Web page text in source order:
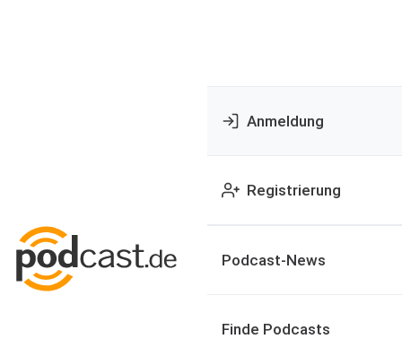
Anmeldung
Registrierung
Podcast-News
Finde Podcasts